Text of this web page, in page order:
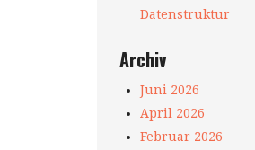
Datenstruktur
Archiv
Juni 2026
April 2026
Februar 2026